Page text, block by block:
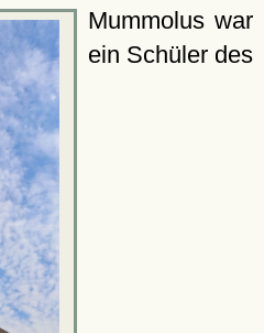
Mummolus war
ein Schüler des